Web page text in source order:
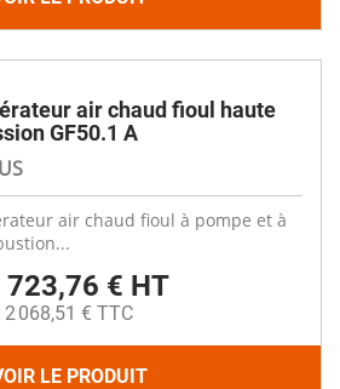
air chaud fioul haute
GF50.1 A
air chaud fioul à pompe et à
723,76 € HT
2 068,51 € TTC
LE PRODUIT